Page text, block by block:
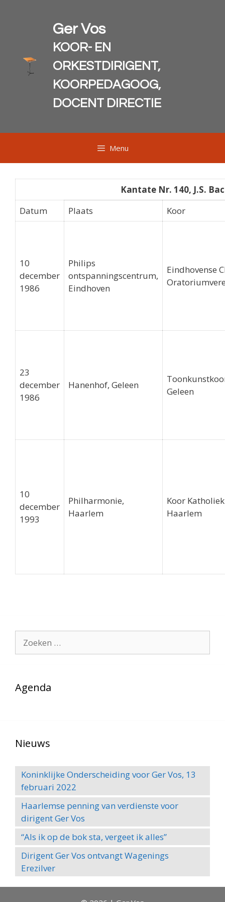
Ger Vos
KOOR- EN
ORKESTDIRIGENT,
KOORPEDAGOOG,
DOCENT DIRECTIE
Menu
Kantate Nr. 140, J.S.
Datum
Plaats Koor
10
december
1986
Philips
ontspanningscentrum,
Eindhoven
Eindhovense
23
december
1986
Hanenhof, Geleen
Geleen
10
december
1993
Philharmonie,
Haarlem
Koor Katholiek
Haarlem
naar:
Agenda
Nieuws
Koninklijke Onderscheiding voor Ger Vos, 13
februari 2022
Haarlemse penning van verdienste voor
dirigent Ger Vos
“Als ik op de bok sta, vergeet ik alles”
Dirigent Ger Vos ontvangt Wagenings
Erezilver